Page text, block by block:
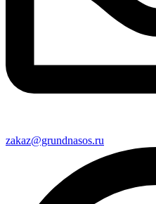
zakaz@grundnasos.ru